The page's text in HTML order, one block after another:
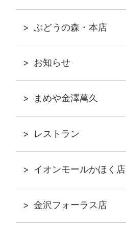
ぶどうの森・本店
お知らせ
まめや金澤萬久
レストラン
イオンモールかほく店
金沢フォーラス店